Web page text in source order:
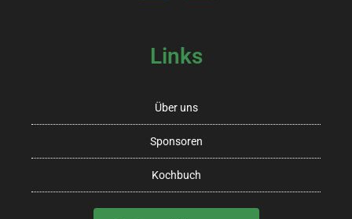
Links
Über uns
Sponsoren
Kochbuch